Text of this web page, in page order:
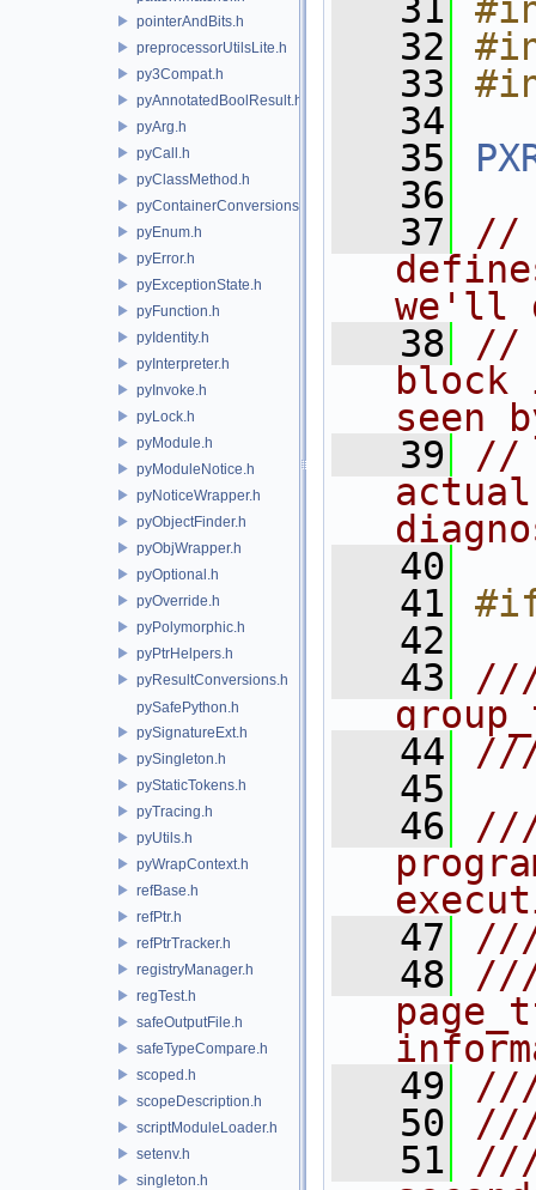
pointerAndBits.h
preprocessorUtilsLite.h
py3Compat.h
pyAnnotatedBoolResult.h
pyArg.h
pyCall.h
pyClassMethod.h
pyContainerConversions.h
pyEnum.h
pyError.h
pyExceptionState.h
pyFunction.h
pyIdentity.h
pyInterpreter.h
pyInvoke.h
pyLock.h
pyModule.h
pyModuleNotice.h
pyNoticeWrapper.h
pyObjectFinder.h
pyObjWrapper.h
pyOptional.h
pyOverride.h
pyPolymorphic.h
pyPtrHelpers.h
pyResultConversions.h
pySafePython.h
pySignatureExt.h
pySingleton.h
pyStaticTokens.h
pyTracing.h
pyUtils.h
pyWrapContext.h
refBase.h
refPtr.h
refPtrTracker.h
registryManager.h
regTest.h
safeOutputFile.h
safeTypeCompare.h
scoped.h
scopeDescription.h
scriptModuleLoader.h
setenv.h
singleton.h
   31
   32
   33
   34
   35
   36
   37
//
we'll
   38
//
block
seen
   39
//
   40
   41
   42
   43
///
   44
///
   45
   46
///
   47
   48
///
   49
///
   50
   51